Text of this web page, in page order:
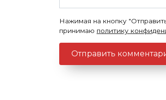
Нажимая на кнопку
принимаю политику